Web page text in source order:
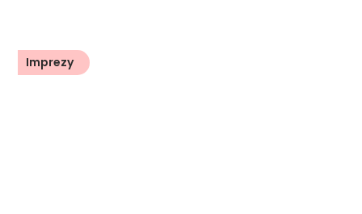
Imprezy